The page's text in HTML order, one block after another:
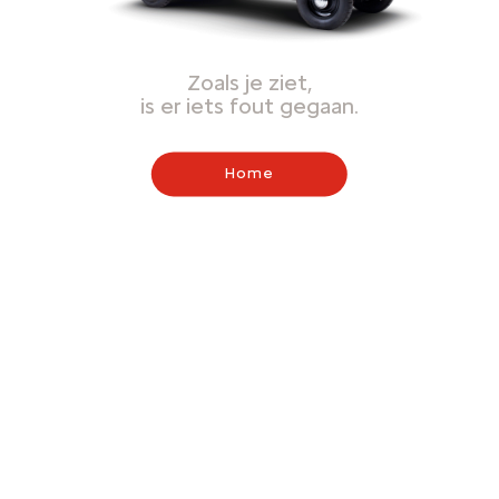
Zoals je ziet,
is er iets fout gegaan.
Home